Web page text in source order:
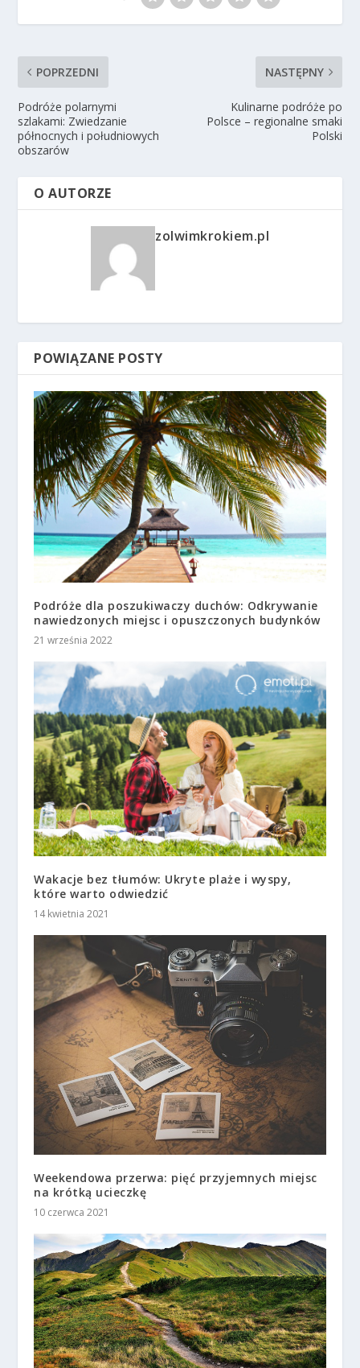
POPRZEDNI
Podróże polarnymi
szlakami: Zwiedzanie
północnych i południowych
obszarów
NASTĘPNY
Kulinarne podróże po
Polsce – regionalne smaki
Polski
O AUTORZE
zolwimkrokiem.pl
POWIĄZANE POSTY
Podróże dla poszukiwaczy duchów: Odkrywanie
nawiedzonych miejsc i opuszczonych budynków
21 września 2022
Wakacje bez tłumów: Ukryte plaże i wyspy,
które warto odwiedzić
14 kwietnia 2021
Weekendowa przerwa: pięć przyjemnych miejsc
na krótką ucieczkę
10 czerwca 2021